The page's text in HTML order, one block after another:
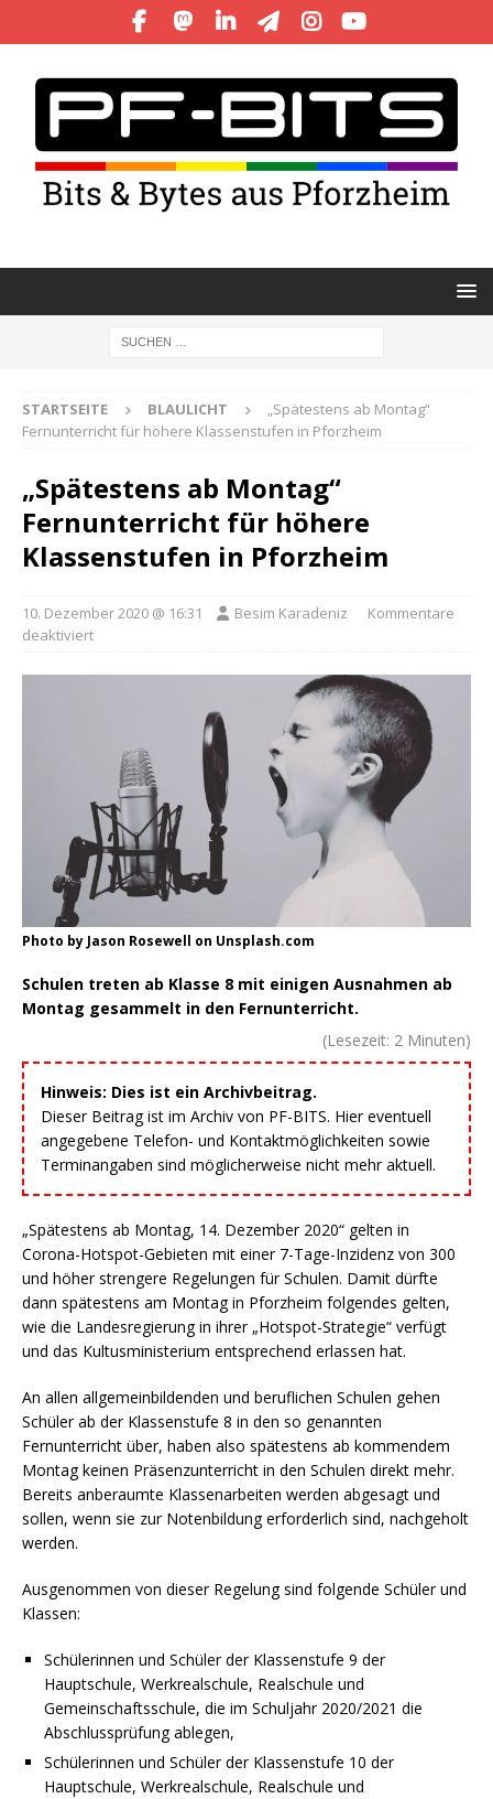
STARTSEITE BLAULICHT
„Spätestens ab Montag“
Fernunterricht für höhere Klassenstufen in Pforzheim
„Spätestens ab Montag“
Fernunterricht für höhere
Klassenstufen in Pforzheim
10. Dezember 2020 @ 16:31 Besim Karadeniz
Kommentare
deaktiviert
Photo by Jason Rosewell on Unsplash.com
Schulen treten ab Klasse 8 mit einigen Ausnahmen ab
Montag gesammelt in den Fernunterricht.
(Lesezeit: 2 Minuten)
Hinweis: Dies ist ein Archivbeitrag.
Dieser Beitrag ist im Archiv von PF-BITS. Hier eventuell
angegebene Telefon- und Kontaktmöglichkeiten sowie
Terminangaben sind möglicherweise nicht mehr aktuell.
„Spätestens ab Montag, 14. Dezember 2020“ gelten in
Corona-Hotspot-Gebieten mit einer 7-Tage-Inzidenz von 300
und höher strengere Regelungen für Schulen. Damit dürfte
dann spätestens am Montag in Pforzheim folgendes gelten,
wie die Landesregierung in ihrer „Hotspot-Strategie“ verfügt
und das Kultusministerium entsprechend erlassen hat.
An allen allgemeinbildenden und beruflichen Schulen gehen
Schüler ab der Klassenstufe 8 in den so genannten
Fernunterricht über, haben also spätestens ab kommendem
Montag keinen Präsenzunterricht in den Schulen direkt mehr.
Bereits anberaumte Klassenarbeiten werden abgesagt und
sollen, wenn sie zur Notenbildung erforderlich sind, nachgeholt
werden.
Ausgenommen von dieser Regelung sind folgende Schüler und
Klassen:
Schülerinnen und Schüler der Klassenstufe 9 der
Hauptschule, Werkrealschule, Realschule und
Gemeinschaftsschule, die im Schuljahr 2020/2021 die
Abschlussprüfung ablegen,
Schülerinnen und Schüler der Klassenstufe 10 der
Hauptschule, Werkrealschule, Realschule und